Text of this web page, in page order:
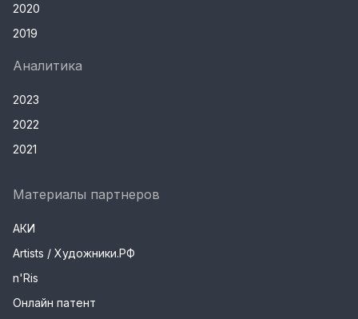
2020
2019
Аналитика
2023
2022
2021
Материалы партнеров
АКИ
Artists / Художники.РФ
n'Ris
Онлайн патент